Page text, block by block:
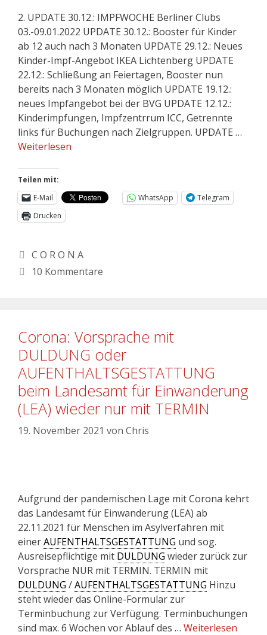
2. UPDATE 30.12.: IMPFWOCHE Berliner Clubs
03.-09.01.2022 UPDATE 30.12.: Booster für Kinder
ab 12 auch nach 3 Monaten UPDATE 29.12.: Neues
Kinder-Impf-Angebot IKEA Lichtenberg UPDATE
22.12.: Schließung an Feiertagen, Booster nun
bereits nach 3 Monaten möglich UPDATE 19.12.:
neues Impfangebot bei der BVG UPDATE 12.12.:
Kinderimpfungen, Impfzentrrum ICC, Getrennte
links für Buchungen nach Zielgruppen. UPDATE …
Weiterlesen
Teilen mit:
E-Mail
WhatsApp
Telegram
Drucken
C O R O N A
10 Kommentare
Corona: Vorsprache mit
DULDUNG oder
AUFENTHALTSGESTATTUNG
beim Landesamt für Einwanderung
(LEA) wieder nur mit TERMIN
19. November 2021 von Chris
Aufgrund der pandemischen Lage mit Corona kehrt
das Landesamt für Einwanderung (LEA) ab
22.11.2021 für Menschen im Asylverfahren mit
einerAUFENTHALTSGESTATTUNG und sog.
Ausreisepflichtige mit DULDUNG wieder zurück zur
Vorsprache NUR mit TERMIN. TERMIN mit
DULDUNG /AUFENTHALTSGESTATTUNG Hinzu
steht wieder das Online-Formular zur
Terminbuchung zur Verfügung. Terminbuchungen
sind max. 6 Wochen vor Ablauf des … Weiterlesen